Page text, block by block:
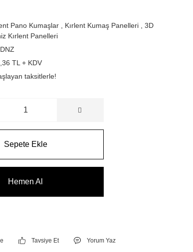
Pano Kumaşlar Kırlent Kumaş Panelleri ,3D
Kırlent Panelleri
TL + KDV
taksitlerle!
Sepete Ekle
Hemen Al
Tavsiye Et Yorum Yaz